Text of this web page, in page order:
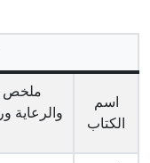
اسم
الكتاب
ملخص
والرعاية